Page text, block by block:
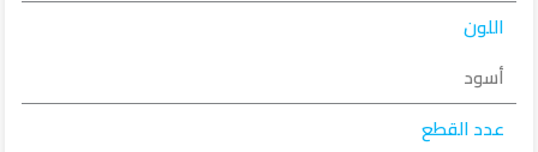
اللون
أسود
عدد القطع